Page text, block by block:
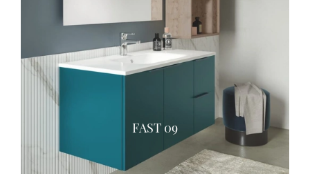
FAST 09